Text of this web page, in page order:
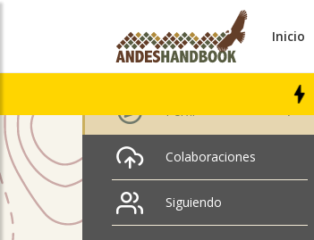
Inicio
alejandro donoso
Perfil
Colaboraciones
Siguiendo